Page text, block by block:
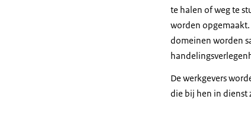
te halen of weg te
worden opgemaakt.
domeinen worden
De werkgevers
die bij hen in dienst